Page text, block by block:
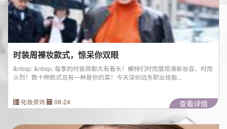
时装周裸妆款式，惊呆你双眼
&nbsp; &nbsp; 每季的时装周都大有看头！模特们时而展现清新妆容、时而
火烈！数十种款式总有一种是你的菜！今天深圳远东职业技能...
化妆资讯 08-24 查看详情